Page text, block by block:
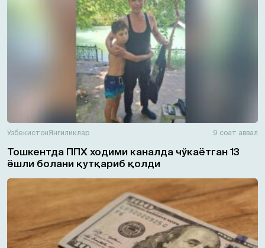
ЎзбекистонЯнгиликлар 9 соат аввал
Тошкентда ППХ ходими каналда чўкаётган 13
ёшли болани қутқариб қолди